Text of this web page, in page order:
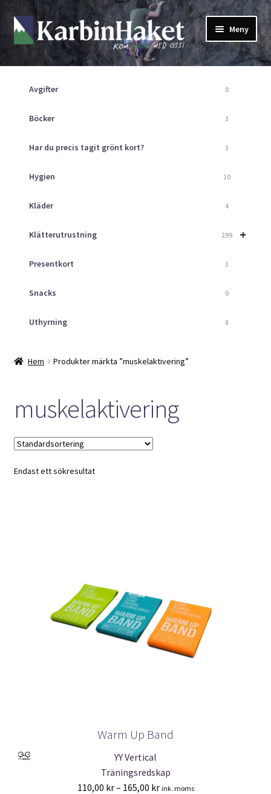
Hoppa
till
navigering
Hoppa
till
innehåll
Meny
Shop
Returpolicy
Mitt Konto
Kurser
Klätterväggen
Aktuellt
Avgifter 0
Böcker 3
Har du precis tagit grönt kort? 3
Hygien 10
Kläder 4
+
Klätterutrustning 299
Presentkort 1
Snacks 0
Uthyrning 8
Hem Produkter märkta ”muskelaktivering”
muskelaktivering
Endast ett sökresultat
Warm Up Band
YY Vertical
Träningsredskap
110,00 kr– 165,00 krPrisintervall:
ink. moms